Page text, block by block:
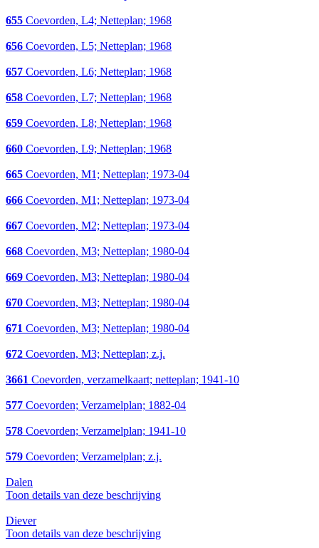
655 Coevorden, L4; Netteplan; 1968
656 Coevorden, L5; Netteplan; 1968
657 Coevorden, L6; Netteplan; 1968
658 Coevorden, L7; Netteplan; 1968
659 Coevorden, L8; Netteplan; 1968
660 Coevorden, L9; Netteplan; 1968
665 Coevorden, M1; Netteplan; 1973-04
666 Coevorden, M1; Netteplan; 1973-04
667 Coevorden, M2; Netteplan; 1973-04
668 Coevorden, M3; Netteplan; 1980-04
669 Coevorden, M3; Netteplan; 1980-04
670 Coevorden, M3; Netteplan; 1980-04
671 Coevorden, M3; Netteplan; 1980-04
672 Coevorden, M3; Netteplan; z.j.
3661 Coevorden, verzamelkaart; netteplan; 1941-10
577 Coevorden; Verzamelplan; 1882-04
578 Coevorden; Verzamelplan; 1941-10
579 Coevorden; Verzamelplan; z.j.
Dalen
Toon details van deze beschrijving
Diever
Toon details van deze beschrijving